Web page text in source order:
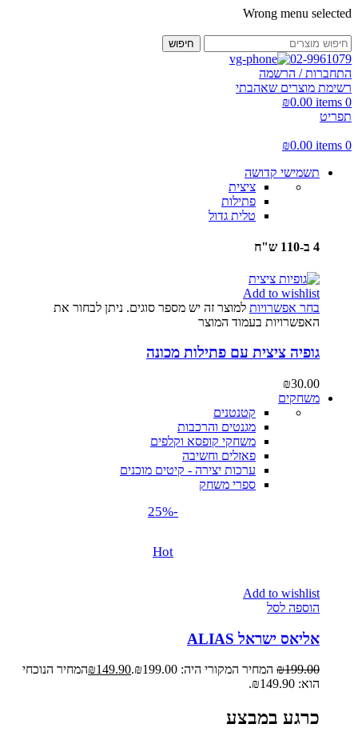
Wrong menu selected
חיפוש
02-9961079
התחברות / הרשמה
רשימת מוצרים שאהבתי
0
items
₪0.00
תפריט
0
items
₪0.00
תשמישי קדושה
ציצית
פתילות
טלית גדול
4 ב-110 ש"ח
Add to wishlist
בחר אפשרויות למוצר זה יש מספר סוגים. ניתן לבחור את
האפשרויות בעמוד המוצר
גופיה ציצית עם פתילות מכונה
₪30.00
משחקים
קטנטנים
מגנטים והרכבות
משחקי קופסא וקלפים
פאזלים וחשיבה
ערכות יצירה - קיטים מוכנים
ספרי משחק
-25%
Hot
Add to wishlist
הוספה לסל
אליאס ישראל ALIAS
₪199.00 המחיר המקורי היה: ₪199.00. ₪149.90
המחיר הנוכחי
הוא: ₪149.90.
כרגע במבצע